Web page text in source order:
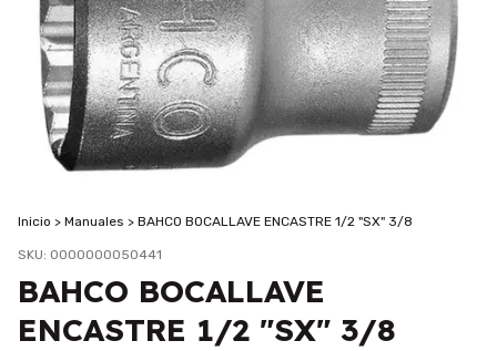
Inicio > Manuales > BAHCO BOCALLAVE ENCASTRE 1/2 "SX" 3/8
SKU: 0000000050441
BAHCO BOCALLAVE
ENCASTRE 1/2 "SX" 3/8